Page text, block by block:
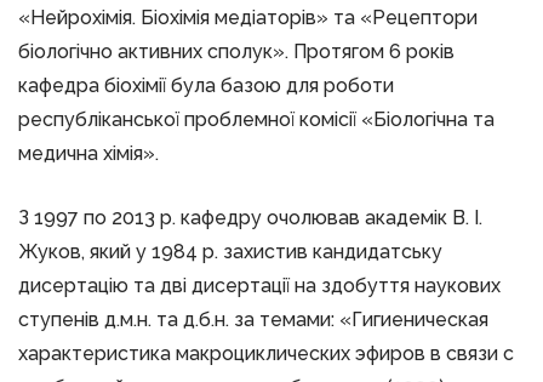
«Нейрохімія. Біохімія медіаторів» та «Рецептори
біологічно активних сполук». Протягом 6 років
кафедра біохімії була базою для роботи
республіканської проблемної комісії «Біологічна та
медична хімія».
З 1997 по 2013 р. кафедру очолював академік В. І.
Жуков, який у 1984 р. захистив кандидатську
дисертацію та дві дисертації на здобуття наукових
ступенів д.м.н. та д.б.н. за темами: «Гигиеническая
характеристика макроциклических эфиров в связи с